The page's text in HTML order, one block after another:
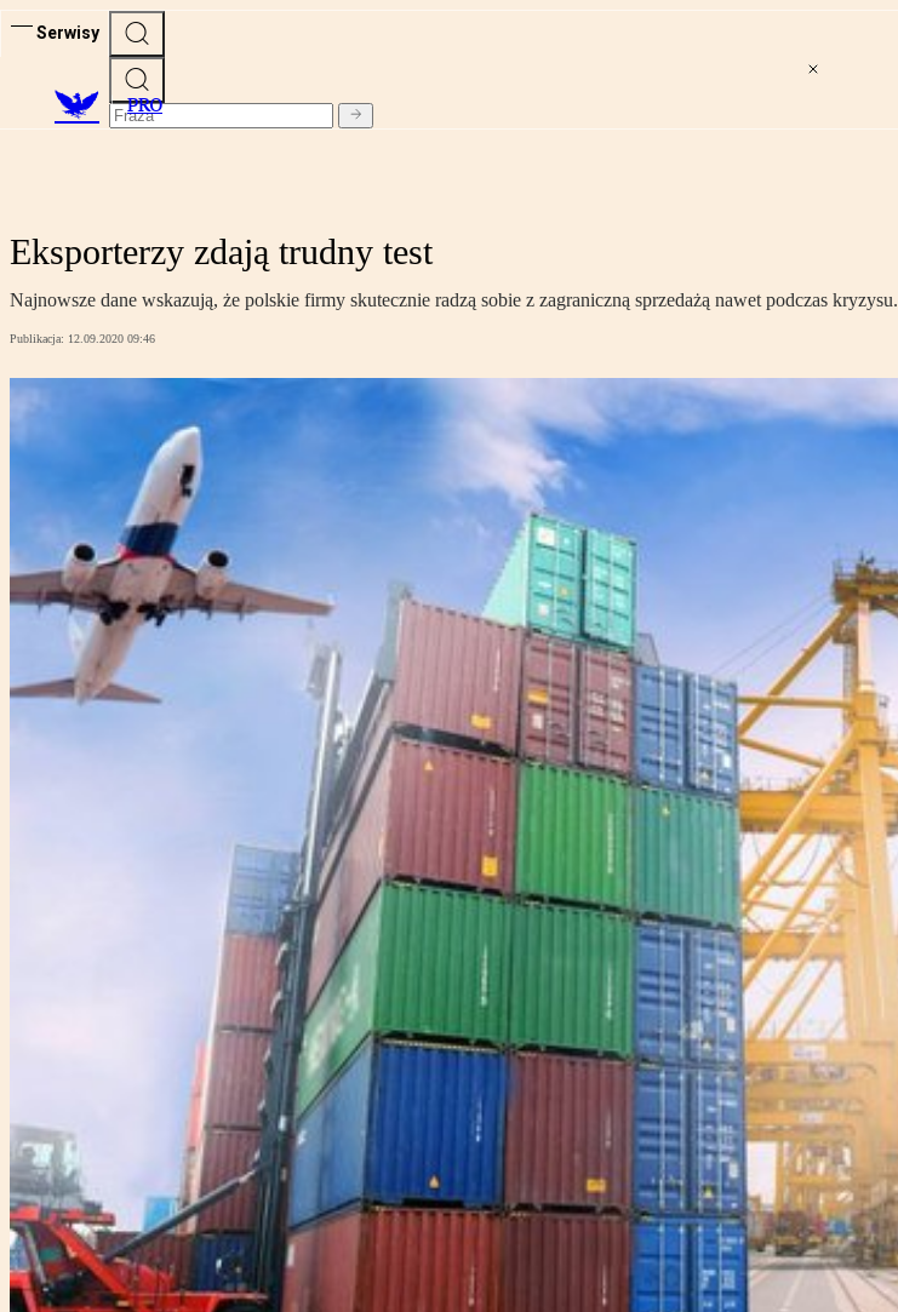
Serwisy
PRO
Eksporterzy zdają trudny test
Najnowsze dane wskazują, że polskie firmy skutecznie radzą sobie z zagraniczną sprzedażą nawet podczas kryzysu.
Publikacja: 12.09.2020 09:46